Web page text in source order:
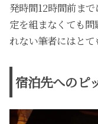
発時間12時間前ま
定を組まなくても
れない筆者にはとて
宿泊先へのピ